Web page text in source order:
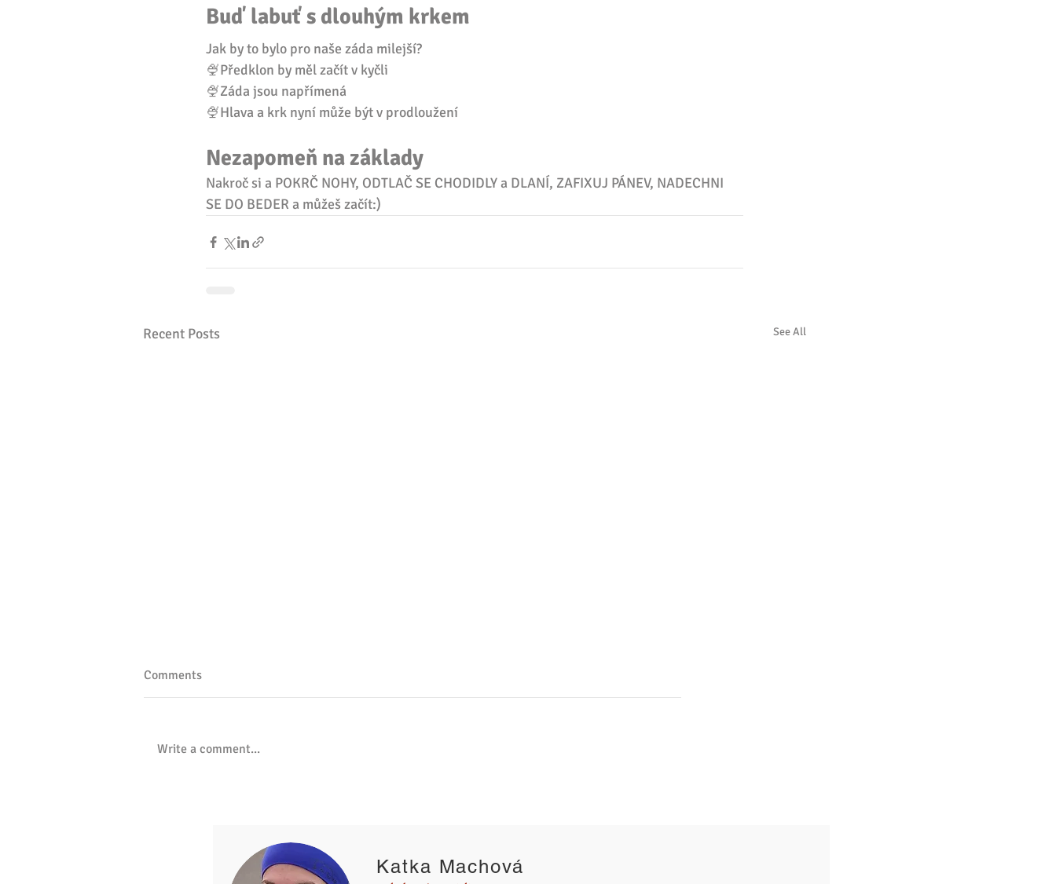
Buď labuť s dlouhým krkem
Jak by to bylo pro naše záda milejší?
🍨Předklon by měl začít v kyčli
🍨Záda jsou napřímená
🍨Hlava a krk nyní může být v prodloužení
Nezapomeň na základy
Nakroč si a POKRČ NOHY, ODTLAČ SE CHODIDLY a DLANÍ, ZAFIXUJ PÁNEV, NADECHNI
SE DO BEDER a můžeš začít:)
Recent Posts See All
Hledáš návod, jak lépe sedět?
Sedíš celý den za počítačem, termíny pro dokončení
těle.
Comments
Write a comment...
Katka Machová